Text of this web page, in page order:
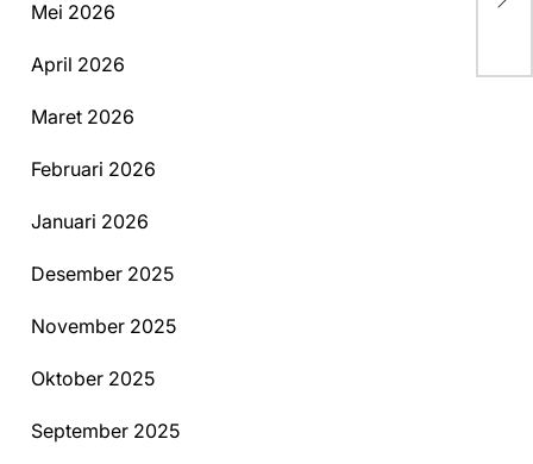
Mei 2026
April 2026
Maret 2026
Februari 2026
Januari 2026
Desember 2025
November 2025
Oktober 2025
September 2025